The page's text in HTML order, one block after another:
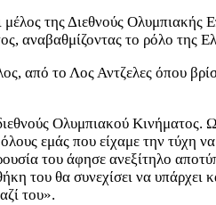
της Διεθνούς
αναβαθμίζοντας το ρόλο της
από το Λος Αντζελες όπου
Ολυμπιακού
εμάς που είχαμε την τύχη
του άφησε ανεξίτηλο
του θα συνεχίσει να υπάρχει
του».